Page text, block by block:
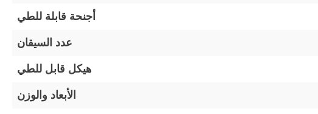
أجنحة قابلة للطي
عدد السيقان
هيكل قابل للطي
الأبعاد والوزن